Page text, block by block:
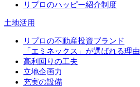
リプロのハッピー紹介制度
土地活用
リプロの不動産投資ブランド
「エミネックス」が選ばれる理由
高利回りの工夫
立地企画力
充実の設備